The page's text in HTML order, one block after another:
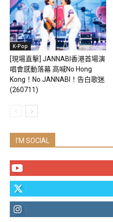
K-Pop
[現場直擊] JANNABI香港首場演
唱會感動落幕 高喊No Hong
Kong！No JANNABI！告白歌迷
(260711)
I'M SOCIAL